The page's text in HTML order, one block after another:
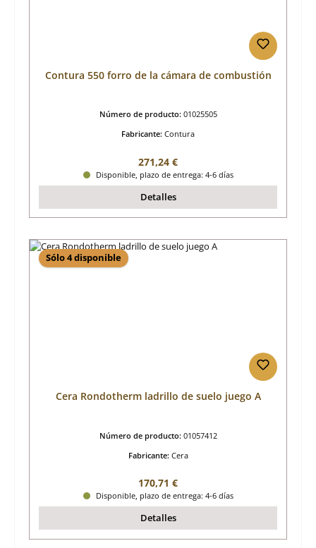
Contura 550 forro de la cámara de combustión
Número de producto: 01025505
Fabricante: Contura
Precio normal:
271,24 €
Disponible, plazo de entrega: 4-6 días
Detalles
Sólo 4 disponible
Cera Rondotherm ladrillo de suelo juego A
Número de producto: 01057412
Fabricante: Cera
Precio normal:
170,71 €
Disponible, plazo de entrega: 4-6 días
Detalles